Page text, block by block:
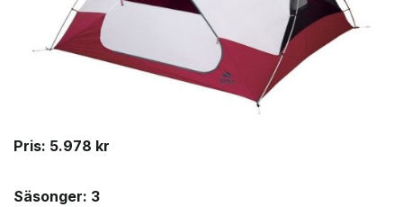
Pris: 5.978 kr
Säsonger: 3